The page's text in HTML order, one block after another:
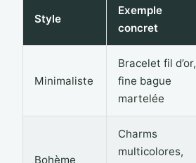
Style
Exemple
concret
Minimaliste
Bracelet fil d’or,
fine bague
martelée
Bohème
Charms
multicolores,